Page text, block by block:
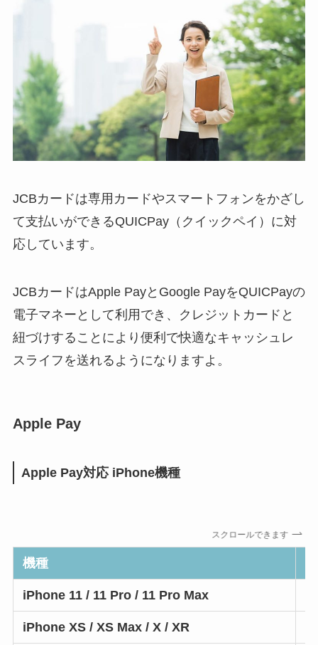
JCBカードは専用カードやスマートフォンをかざし
て支払いができるQUICPay（クイックペイ） に対
応しています。
JCBカードはApple PayとGoogle PayをQUICPayの
電子マネーとして利用でき、クレジットカードと
紐づけすることにより便利で快適なキャッシュレ
スライフを送れるようになりますよ。
Apple Pay
Apple Pay対応 iPhone機種
スクロールできます
機種
iPhone 11 / 11 Pro / 11 Pro Max
iPhone XS / XS Max / X / XR